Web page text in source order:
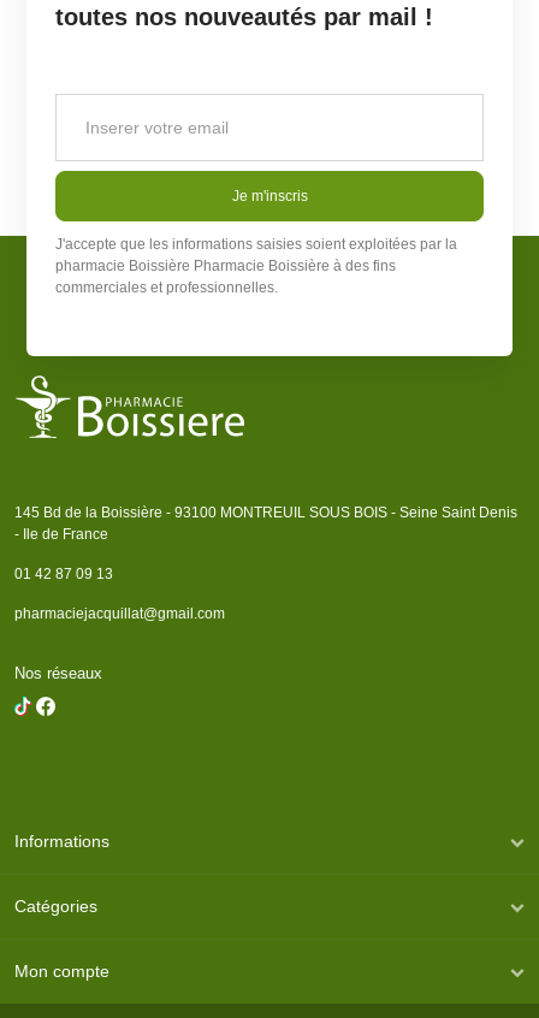
toutes nos nouveautés par mail !
Je m'inscris
J'accepte que les informations saisies soient exploitées par la
pharmacie Boissière Pharmacie Boissière à des fins
commerciales et professionnelles.
145 Bd de la Boissière - 93100 MONTREUIL SOUS BOIS - Seine Saint Denis
- Ile de France
01 42 87 09 13
pharmaciejacquillat@gmail.com
Nos réseaux
Informations
Catégories
Mon compte